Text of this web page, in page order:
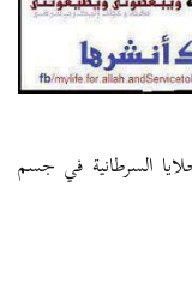
السرطانية في جسم